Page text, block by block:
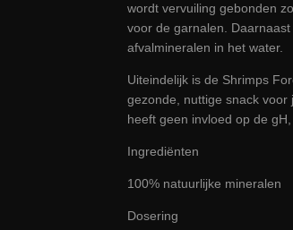
wordt vervuiling gebonden
voor de garnalen.
afvalmineralen in het water.
Uiteindelijk is de Shrimps
gezonde, nuttige snack
heeft geen invloed op de gH,
Ingrediënten
100% natuurlijke mineralen
Dosering